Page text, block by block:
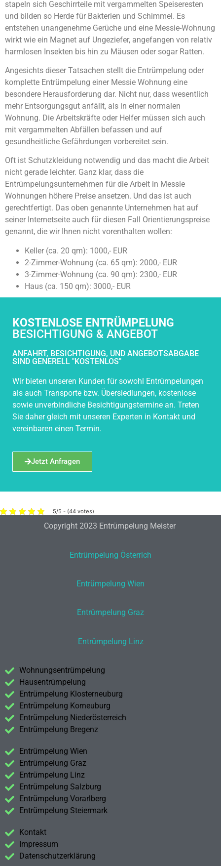
stapeln sich Geschirrteile mit vergammelten Speiseresten
und bilden so Herde für Bakterien und Schimmel. Es
entstehen unangenehme Gerüche und eine Messie-Wohnung
wirkt wie ein Magnet auf Ungeziefer, angefangen von relativ
harmlosen Insekten bis hin zu Mäusen oder sogar Ratten.
Angesichts dieser Tatsachen stellt die Entrümpelung oder
komplette Entrümpelung einer Messie Wohnung eine
besondere Herausforderung dar. Nicht nur, dass wesentlich
mehr Entsorgungsgut anfällt, als in einer normalen
Wohnung. Die Arbeitskräfte oder Helfer müssen sich auch
mit vergammelten Abfällen befassen und auf
gesundheitliche Gefährdungen vorbereitet sein.
Oft ist Schutzkleidung notwendig und das macht die Arbeit
nicht gerade leichter. Ganz klar, dass die
Entrümpelungsunternehmen für die Arbeit in Messie
Wohnungen höhere Preise ansetzen. Und das ist auch
gerechtfertigt. Das oben genannte Unternehmen hat auf
seiner Internetseite auch für diesen Fall Orientierungspreise
genannt, die wir Ihnen nicht vorenthalten wollen:
Keller (ca. 20 qm): 1000,- EUR
2-Zimmer-Wohnung (ca. 65 qm): 2000,- EUR
3-Zimmer-Wohnung (ca. 90 qm): 2300,- EUR
Haus (ca. 150 qm): 3000,- EUR
KOSTENLOSE ENTRÜMPELUNG
BESICHTIGUNG & ANGEBOT
ANFAHRT, BESICHTIGUNG, UND ANGEBOTSABGABE
SIND GENERELL "KOSTENLOS"
Wir bieten unseren Kunden für sowohl Entrümpelungen
als auch Transporte bzw. Übersiedlungen, kostenlose
sowie unverbindliche Besichtigungstermine an. Treten
Sie daher gleich mit unseren Experten in Kontakt und
vereinbaren einen Termin.
Jetzt Anfragen
5/5 - (44 votes)
Copyright 2023 Entrümpelung Meister
Entrümpelung Österrich
Entrümpelung Wien
Entrümpelung Graz
Entrümpelung Linz
Wohnungsentrümpelung
Hausentrümpelung
Entrümpelung Klosterneuburg
Entrümpelung Korneuburg
Entrümpelung Niederösterreich
Entrümpelung Bregenz
Entrümpelung Wien
Entrümpelung Graz
Entrümpelung Linz
Entrümpelung Salzburg
Entrümpelung Vorarlberg
Entrümpelung Steiermark
Kontakt
Impressum
Datenschutzerklärung